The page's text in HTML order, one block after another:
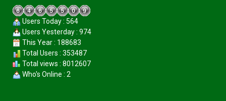
Users Today : 564
Users Yesterday : 974
This Year : 188683
Total Users : 353487
Total views : 8012607
Who's Online : 2